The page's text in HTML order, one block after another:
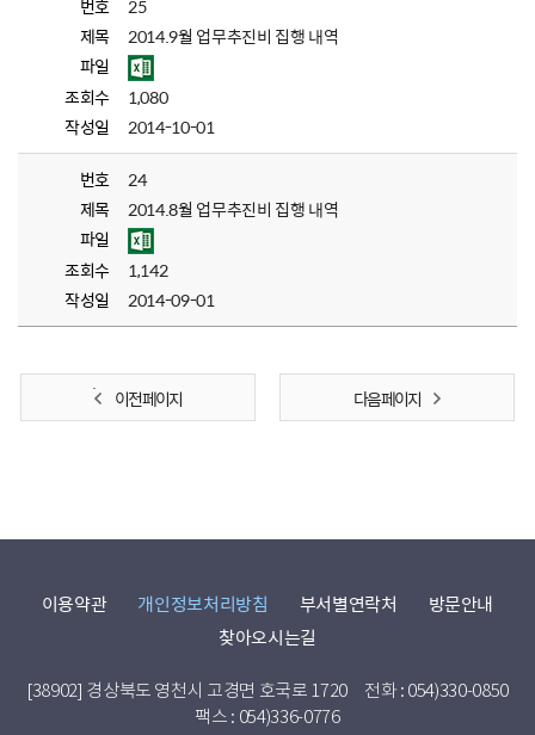
번호
25
제목
2014.9월 업무추진비 집행 내역
파일
조회수
1,080
작성일
2014-10-01
번호
24
제목
2014.8월 업무추진비 집행 내역
파일
조회수
1,142
작성일
2014-09-01
이전 페이지 다음 페이지
이용약관 개인정보처리방침 부서별연락처
방문안내
찾아오시는길
[38902] 경상북도 영천시 고경면 호국로 1720
전화 : 054)330-0850
팩스 : 054)336-0776